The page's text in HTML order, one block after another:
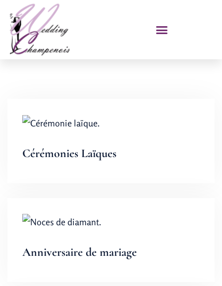
Cérémonies Laïques
Anniversaire de mariage